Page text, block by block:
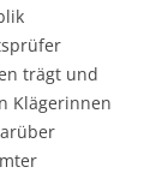
trägt und
Klägerinnen